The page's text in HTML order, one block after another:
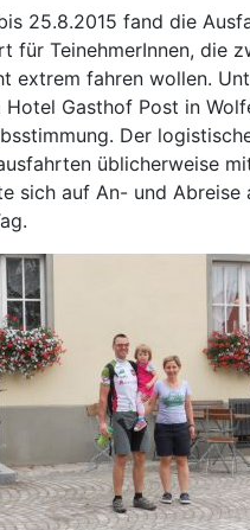
25.8.2015 fand die
für TeinehmerInnen, die
extrem fahren wollen.
Hotel Gasthof Post in
Der
üblicherweise
sich auf An- und Abreise